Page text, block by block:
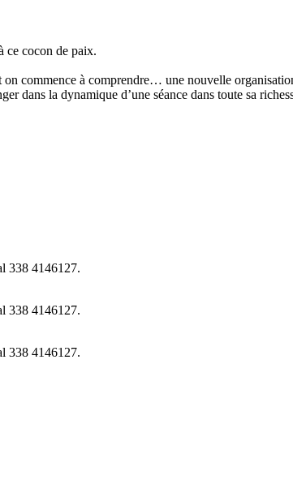
ce cocon de paix.
on commence à comprendre… une nouvelle
dans la dynamique d’une séance dans toute sa
338 4146127.
338 4146127.
338 4146127.